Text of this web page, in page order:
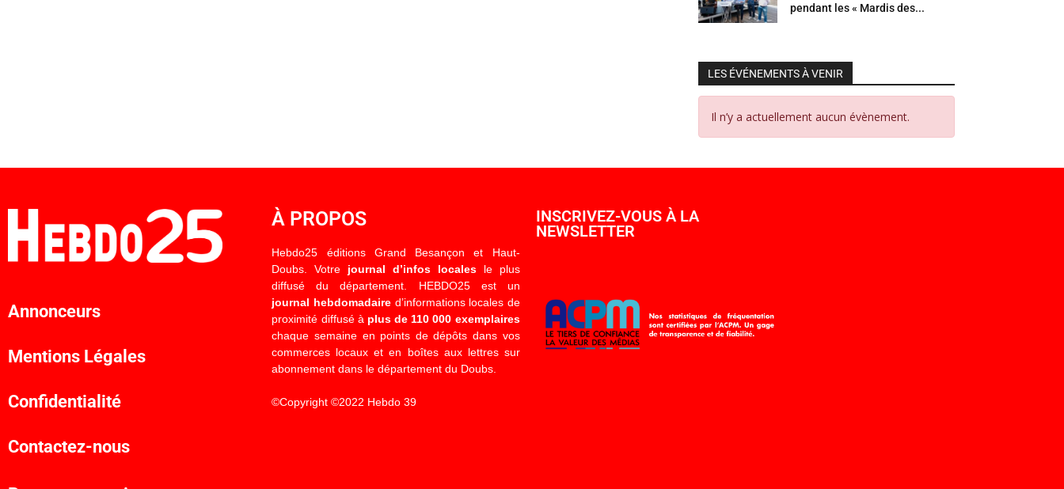
pendant les « Mardis des...
LES ÉVÉNEMENTS À VENIR
Il n’y a actuellement aucun évènement.
Annonceurs
Mentions Légales
Confidentialité
Contactez-nous
À PROPOS
Hebdo25 éditions Grand Besançon et Haut-
Doubs. Votre journal d’infos localesle plus
diffusé du département. HEBDO25 est un
journal hebdomadaired’informations locales de
proximité diffusé à plus de 110 000 exemplaires
chaque semaine en points de dépôts dans vos
commerces locaux et en boîtes aux lettres sur
abonnement dans le département du Doubs.
©Copyright ©2022 Hebdo 39
INSCRIVEZ-VOUS À LA
NEWSLETTER